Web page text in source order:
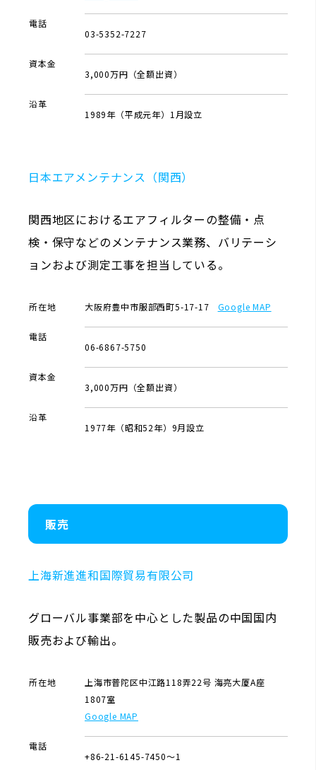
電話
03-5352-7227
資本金
3,000万円（全額出資）
沿革
1989年（平成元年）1月設立
日本エアメンテナンス（関西）
関西地区におけるエアフィルターの整備・点
検・保守などのメンテナンス業務、バリテーシ
ョンおよび測定工事を担当している。
所在地 大阪府豊中市服部西町5-17-17 Google MAP
電話
06-6867-5750
資本金
3,000万円（全額出資）
沿革
1977年（昭和52年）9月設立
販売
上海新進進和国際貿易有限公司
グローバル事業部を中心とした製品の中国国内
販売および輸出。
所在地
上海市普陀区中江路118弄22号 海亮大厦A座
1807室
Google MAP
電話
+86-21-6145-7450～1